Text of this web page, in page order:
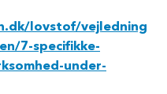
lovstof/vejledning
7-specifikke-
under-